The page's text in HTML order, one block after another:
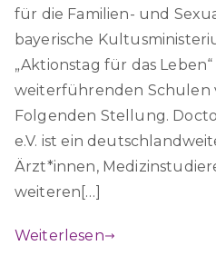
für die Familien- und
bayerische
„Aktionstag für das
weiterführenden Schulen
Folgenden Stellung.
e.V. ist ein
Ärzt*innen,
weiteren[…]
Weiterlesen